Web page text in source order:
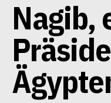
Nagib,